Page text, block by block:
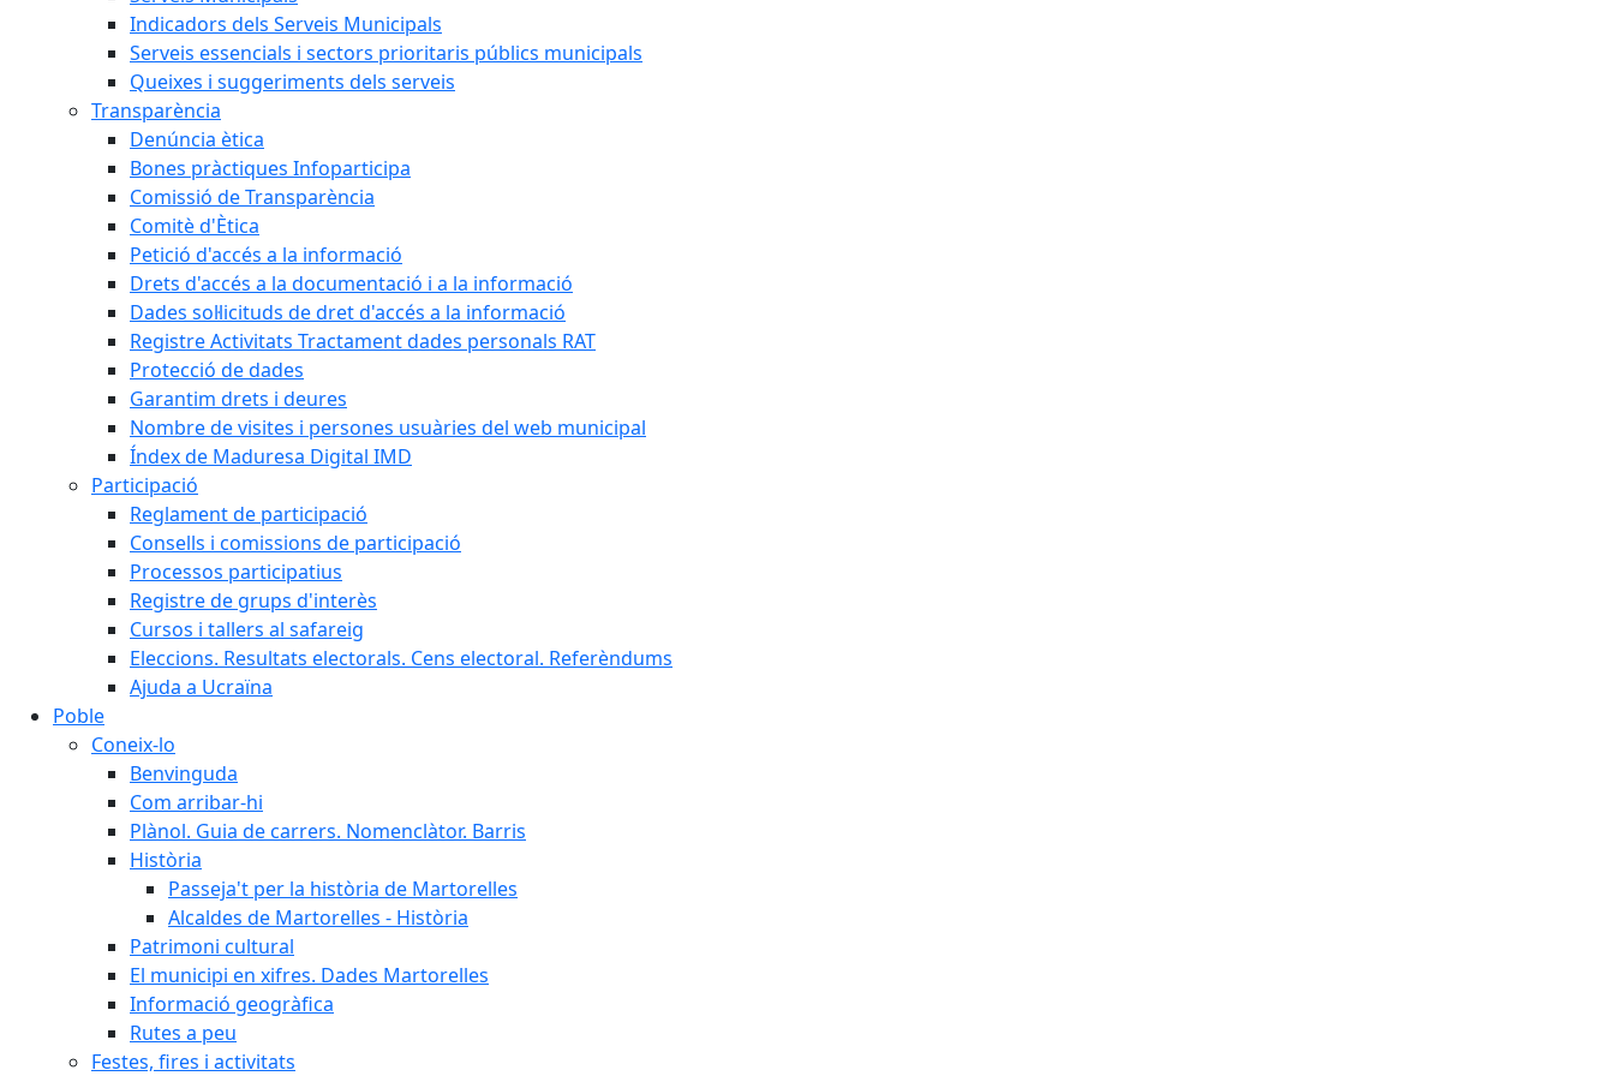
Indicadors dels Serveis Municipals
Serveis essencials i sectors prioritaris públics municipals
Queixes i suggeriments dels serveis
Transparència
Denúncia ètica
Bones pràctiques Infoparticipa
Comissió de Transparència
Comitè d'Ètica
Petició d'accés a la informació
Drets d'accés a la documentació i a la informació
Dades sol·licituds de dret d'accés a la informació
Registre Activitats Tractament dades personals RAT
Protecció de dades
Garantim drets i deures
Nombre de visites i persones usuàries del web municipal
Índex de Maduresa Digital IMD
Participació
Reglament de participació
Consells i comissions de participació
Processos participatius
Registre de grups d'interès
Cursos i tallers al safareig
Eleccions. Resultats electorals. Cens electoral. Referèndums
Ajuda a Ucraïna
Poble
Coneix-lo
Benvinguda
Com arribar-hi
Plànol. Guia de carrers. Nomenclàtor. Barris
Història
Passeja't per la història de Martorelles
Alcaldes de Martorelles - Història
Patrimoni cultural
El municipi en xifres. Dades Martorelles
Informació geogràfica
Rutes a peu
Festes, fires i activitats